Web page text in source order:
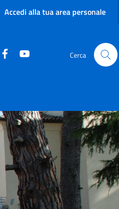
Accedi alla tua area personale
Facebook Cerca